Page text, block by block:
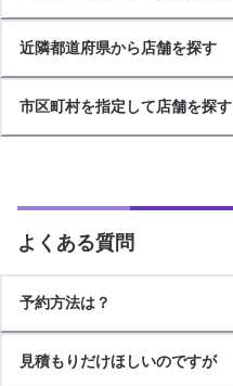
近隣都道府県から店舗を探す
市区町村を指定して店舗を探す
よくある質問
予約方法は？
見積もりだけほしいのですが